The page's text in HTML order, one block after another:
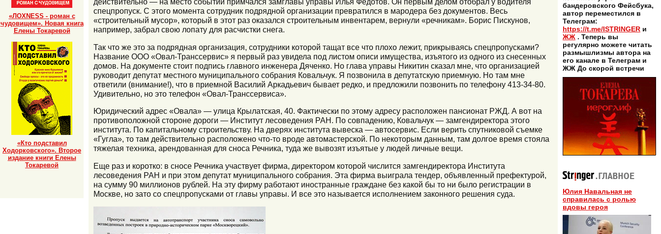
спецпропуск. С этого момента сотрудник подрядной организации превратился в мародера без документов. Весь
«строительный мусор», который в этот раз оказался строительным инвентарем, вернули «речникам». Борис Пискунов,
например, забрал свою лопату для расчистки снега.
Так что же это за подрядная организация, сотрудники которой тащат все что плохо лежит, прикрываясь спецпропусками?
Название ООО «Овал-Транссервис» я первый раз увидела под листом описи имущества, изъятого из одного из снесенных
домов. На документе стоит подпись главного инженера Дяченко. Но глава управы Никитин сказал мне, что организацией
руководит депутат местного муниципального собрания Ковальчук. Я позвонила в депутатскую приемную. Но там мне
ответили (внимание!), что в приемной Василий Аркадьевич бывает редко, и предложили позвонить по телефону 413-34-80.
Удивительно, но это телефон «Овал-Транссервиса».
Юридический адрес «Овала» — улица Крылатская, 40. Фактически по этому адресу расположен пансионат РЖД. А вот на
противоположной стороне дороги — Институт лесоведения РАН. По совпадению, Ковальчук — замгендиректора этого
института. По капитальному строительству. На дверях института вывеска — автосервис. Если верить спутниковой съемке
«Гугла», то там действительно расположено что-то вроде автомастерской. По некоторым данным, там долгое время стояла
тяжелая техника, арендованная для сноса Речника, туда же вывозят изъятые у людей личные вещи.
Еще раз и коротко: в сносе Речника участвует фирма, директором которой числится замгендиректора Института
лесоведения РАН и при этом депутат муниципального собрания. Эта фирма выиграла тендер, объявленный префектурой,
на сумму 90 миллионов рублей. На эту фирму работают иностранные граждане без какой бы то ни было регистрации в
Москве, но зато со спецпропусками от главы управы. И все это называется исполнением законного решения суда.
бандеровского Фейсбука,
автор переместился в
Телеграм:
https://t.me/ISTRINGER и
ЖЖ . Теперь вы
регулярно можете читать
размышлизмы автора на
его канале в Телеграм и
ЖЖ До скорой встречи
Юлия Навальная не
справилась с ролью
вдовы героя
«ЛОХNESS - роман с
чудовищем». Новая книга
Елены Токаревой
«Кто подставил
Ходорковского». Второе
издание книги Елены
Токаревой